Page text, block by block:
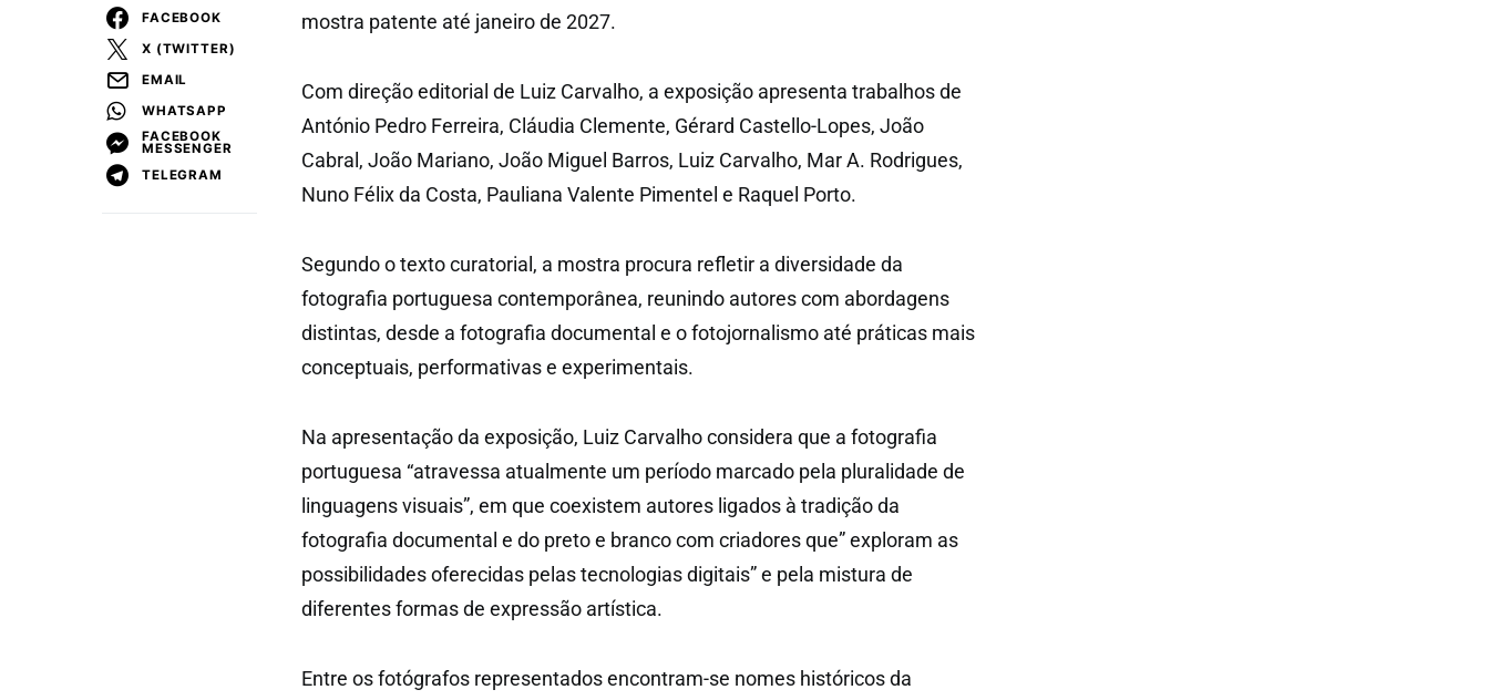
FACEBOOK
X (TWITTER)
EMAIL
WHATSAPP
FACEBOOK
MESSENGER
TELEGRAM
mostra patente até janeiro de 2027.
Com direção editorial de Luiz Carvalho, a exposição apresenta trabalhos de
António Pedro Ferreira, Cláudia Clemente, Gérard Castello-Lopes, João
Cabral, João Mariano, João Miguel Barros, Luiz Carvalho, Mar A. Rodrigues,
Nuno Félix da Costa, Pauliana Valente Pimentel e Raquel Porto.
Segundo o texto curatorial, a mostra procura refletir a diversidade da
fotografia portuguesa contemporânea, reunindo autores com abordagens
distintas, desde a fotografia documental e o fotojornalismo até práticas mais
conceptuais, performativas e experimentais.
Na apresentação da exposição, Luiz Carvalho considera que a fotografia
portuguesa “atravessa atualmente um período marcado pela pluralidade de
linguagens visuais”, em que coexistem autores ligados à tradição da
fotografia documental e do preto e branco com criadores que” exploram as
possibilidades oferecidas pelas tecnologias digitais” e pela mistura de
diferentes formas de expressão artística.
Entre os fotógrafos representados encontram-se nomes históricos da